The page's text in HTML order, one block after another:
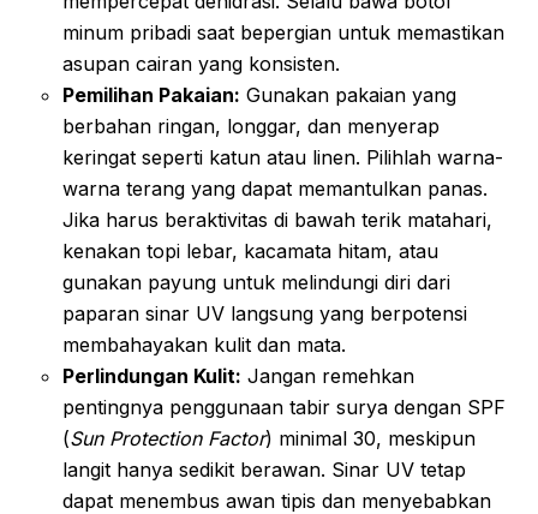
minum pribadi saat bepergian untuk memastikan
asupan cairan yang konsisten.
Pemilihan Pakaian: Gunakan pakaian yang
berbahan ringan, longgar, dan menyerap
keringat seperti katun atau linen. Pilihlah warna-
warna terang yang dapat memantulkan panas.
Jika harus beraktivitas di bawah terik matahari,
kenakan topi lebar, kacamata hitam, atau
gunakan payung untuk melindungi diri dari
paparan sinar UV langsung yang berpotensi
membahayakan kulit dan mata.
Perlindungan Kulit: Jangan remehkan
pentingnya penggunaan tabir surya dengan SPF
(Sun Protection Factor) minimal 30, meskipun
langit hanya sedikit berawan. Sinar UV tetap
dapat menembus awan tipis dan menyebabkan